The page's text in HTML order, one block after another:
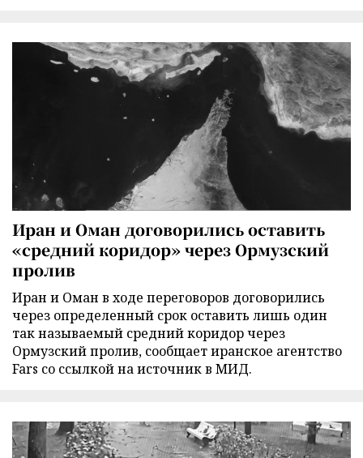
Иран и Оман договорились оставить
«средний коридор» через Ормузский
пролив
Иран и Оман в ходе переговоров договорились
через определенный срок оставить лишь один
так называемый средний коридор через
Ормузский пролив, сообщает иранское агентство
Fars со ссылкой на источник в МИД.